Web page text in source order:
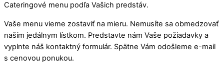
Cateringové menu podľa Vašich predstáv.
Vaše menu vieme zostaviť na mieru. Nemusíte sa obmedzovať
naším jedálnym lístkom. Predstavte nám Vaše požiadavky a
vyplnte náš kontaktný formulár. Spätne Vám odošleme e-mail
s cenovou ponukou.